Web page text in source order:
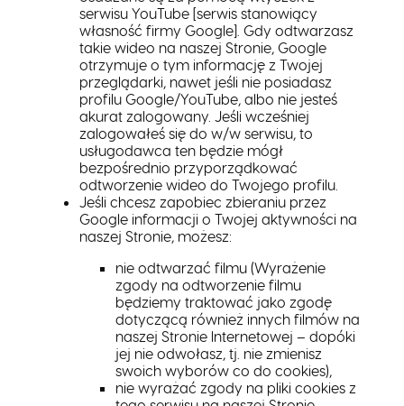
serwisu YouTube [serwis stanowiący
własność firmy Google]. Gdy odtwarzasz
takie wideo na naszej Stronie, Google
otrzymuje o tym informację z Twojej
przeglądarki, nawet jeśli nie posiadasz
profilu Google/YouTube, albo nie jesteś
akurat zalogowany. Jeśli wcześniej
zalogowałeś się do w/w serwisu, to
usługodawca ten będzie mógł
bezpośrednio przyporządkować
odtworzenie wideo do Twojego profilu.
Jeśli chcesz zapobiec zbieraniu przez
Google informacji o Twojej aktywności na
naszej Stronie, możesz:
nie odtwarzać filmu (Wyrażenie
zgody na odtworzenie filmu
będziemy traktować jako zgodę
dotyczącą również innych filmów na
naszej Stronie Internetowej – dopóki
jej nie odwołasz, tj. nie zmienisz
swoich wyborów co do cookies),
nie wyrażać zgody na pliki cookies z